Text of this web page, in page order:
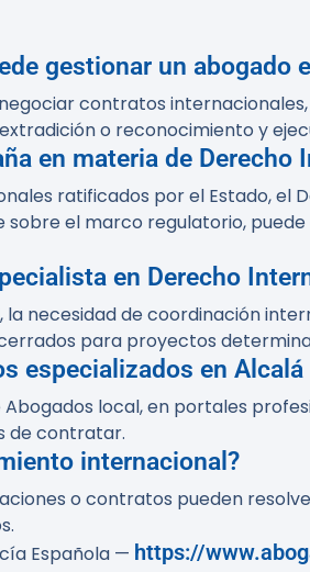
gestionar un abogado
contratos
o reconocimiento y
en materia de Derecho
ratificados por el Estado, el
el marco regulatorio,
en Derecho
necesidad de coordinación
para proyectos
especializados en Alcalá
local, en portales
de contratar.
internacional?
o contratos pueden
Española — https://